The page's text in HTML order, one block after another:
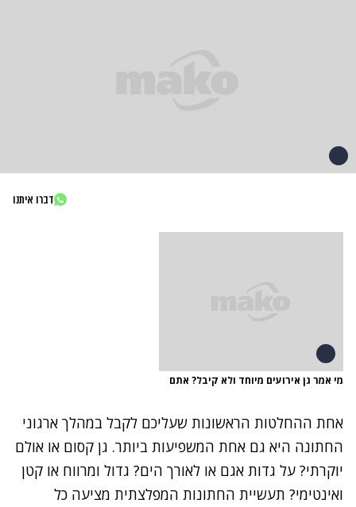
דברו איתנו
מי אמר גן אירועים מיוחד ולא קיבל? אתם
אחת ההחלטות הראשונות שעליכם לקבל במהלך ארגוני
החתונה היא גם אחת המשפיעות ביותר. גן קסום או אולם
יוקרתי? על גדות אגם או לאורך הים? גדול ומרווח או קטן
ואינטימי? תעשיית החתונות המפלצתית מציעה כל